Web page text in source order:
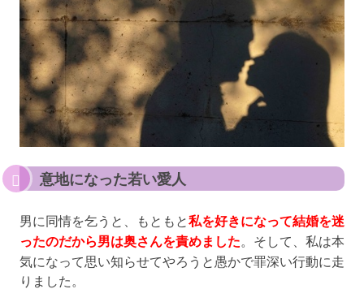
意地になった若い愛人
男に同情を乞うと、もともと私を好きになって結婚を迷
ったのだから男は奥さんを責めました 。そして、私は本
気になって思い知らせてやろうと愚かで罪深い行動に走
りました。